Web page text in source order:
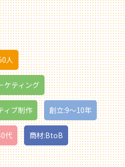
人
ケティング
ィブ制作 創立:9〜10年
代 商材:BtoB